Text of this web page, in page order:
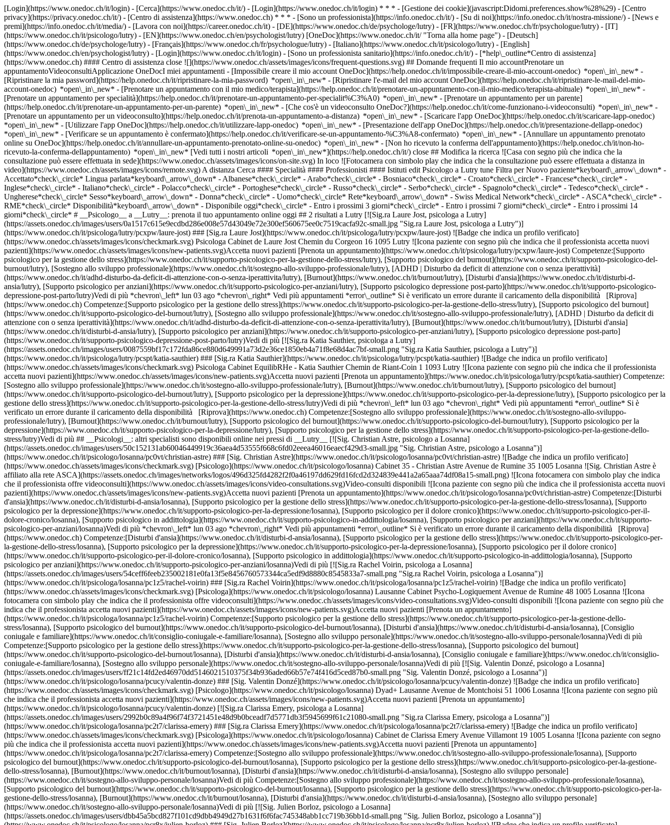
[Login](https://www.onedoc.ch/it/login) - [Cerca](https://www.onedoc.ch/it/) - [Login](https://www.onedoc.ch/it/login) * * * - [Gestione dei cookie](javascript:Didomi.preferences.show%28%29) - [Centro
privacy](https://privacy.onedoc.ch/it/) - [Centro di assistenza](https://www.onedoc.ch) * * * - [Sono un professionista](https://info.onedoc.ch/it/) - [Su di noi](https://info.onedoc.ch/it/nostra-missione/) - [News e
premi](https://info.onedoc.ch/it/media/) - [Lavora con noi](https://career.onedoc.ch/it) - [DE](https://www.onedoc.ch/de/psychologe/lutry) - [FR](https://www.onedoc.ch/fr/psychologue/lutry) - [IT]
(https://www.onedoc.ch/it/psicologo/lutry) - [EN](https://www.onedoc.ch/en/psychologist/lutry) [OneDoc](https://www.onedoc.ch/it/ "Torna alla home page") - [Deutsch]
(https://www.onedoc.ch/de/psychologe/lutry) - [Français](https://www.onedoc.ch/fr/psychologue/lutry) - [Italiano](https://www.onedoc.ch/it/psicologo/lutry) - [English]
(https://www.onedoc.ch/en/psychologist/lutry) - [Login](https://www.onedoc.ch/it/login) - [Sono un professionista sanitario](https://info.onedoc.ch/it/) - [*help\_outline*Centro di assistenza]
(https://www.onedoc.ch) #### Centro di assistenza close ![](https://www.onedoc.ch/assets/images/icons/frequent-questions.svg) ## Domande frequenti Il mio accountPrenotare un
appuntamentoVideoconsultiApplicazione OneDocI miei appuntamenti - [Impossibile creare il mio account OneDoc](https://help.onedoc.ch/it/impossibile-creare-il-mio-account-onedoc) *open\_in\_new* -
[Ripristinare la mia password](https://help.onedoc.ch/it/ripristinare-la-mia-password) *open\_in\_new* - [Ripristinare l'e-mail del mio account OneDoc](https://help.onedoc.ch/it/ripristinare-le-mail-del-mio-
account-onedoc) *open\_in\_new* - [Prenotare un appuntamento con il mio medico/terapista](https://help.onedoc.ch/it/prenotare-un-appuntamento-con-il-mio-medico/terapista-abituale) *open\_in\_new* -
[Prenotare un appuntamento per specialità](https://help.onedoc.ch/it/prenotare-un-appuntamento-per-specialit%C3%A0) *open\_in\_new* - [Prenotare un appuntamento per un parente]
(https://help.onedoc.ch/it/prenotare-un-appuntamento-per-un-parente) *open\_in\_new* - [Che cos'è un videoconsulto OneDoc?](https://help.onedoc.ch/it/come-funzionano-i-videoconsulti) *open\_in\_new* -
[Prenotare un appuntamento per un videoconsulto](https://help.onedoc.ch/it/prenota-un-appuntamento-a-distanza) *open\_in\_new* - [Scaricare l'app OneDoc](https://help.onedoc.ch/it/scaricare-lapp-onedoc)
*open\_in\_new* - [Utilizzare l'app OneDoc](https://help.onedoc.ch/it/utilizzare-lapp-onedoc) *open\_in\_new* - [Presentazione dell'app OneDoc](https://help.onedoc.ch/it/presentazione-dellapp-onedoc)
*open\_in\_new* - [Verificare se un appuntamento è confermato](https://help.onedoc.ch/it/verificare-se-un-appuntamento-%C3%A8-confermato) *open\_in\_new* - [Annullare un appuntamento prenotato online su OneDoc](https://help.onedoc.ch/it/annullare-un-appuntamento-prenotato-online-su-onedoc) *open\_in\_new* - [Non ho ricevuto la conferma dell'appuntamento](https://help.onedoc.ch/it/non-ho-ricevuto-la-conferma-dellappuntamento) *open\_in\_new* [Vedi tutti i nostri articoli *open\_in\_new*](https://help.onedoc.ch/it/) close ## Modifica la ricerca ![Casa con segno più che indica che la consultazione può essere effettuata in sede](https://www.onedoc.ch/assets/images/icons/on-site.svg) In loco ![Fotocamera con simbolo play che indica che la consultazione può essere effettuata a distanza in video](https://www.onedoc.ch/assets/images/icons/remote.svg) A distanza Cerca #### Specialità #### Professionisti #### Istituti edit Psicologo a Lutry tune Filtra per Nuovo paziente*keyboard\_arrow\_down* - Accettato*check\_circle* Lingua parlata*keyboard\_arrow\_down* - Albanese*check\_circle* - Arabo*check\_circle* - Bosniaco*check\_circle* - Croato*check\_circle* - Francese*check\_circle* - Inglese*check\_circle* - Italiano*check\_circle* - Polacco*check\_circle* - Portoghese*check\_circle* - Russo*check\_circle* - Serbo*check\_circle* - Spagnolo*check\_circle* - Tedesco*check\_circle* - Ungherese*check\_circle* Sesso*keyboard\_arrow\_down* - Donna*check\_circle* - Uomo*check\_circle* Rete*keyboard\_arrow\_down* - Swiss Medical Network*check\_circle* - ASCA*check\_circle* - RME*check\_circle* Disponibilità*keyboard\_arrow\_down* - Disponibile oggi*check\_circle* - Entro i prossimi 3 giorni*check\_circle* - Entro i prossimi 7 giorni*check\_circle* - Entro i prossimi 14 giorni*check\_circle* # __Psicologo__ a __Lutry__: prenota il tuo appuntamento online oggi ## 2 risultati a Lutry [![Sig.ra Laure Jost, psicologa a Lutry](https://assets.onedoc.ch/images/users/0a1517c615e9ecdbd286e008e57d43049e72e300ef560675ee0c7519cacfa92c-small.jpg "Sig.ra Laure Jost, psicologa a Lutry")](https://www.onedoc.ch/it/psicologa/lutry/pcxpw/laure-jost) ### [Sig.ra Laure Jost](https://www.onedoc.ch/it/psicologa/lutry/pcxpw/laure-jost) ![Badge che indica un profilo verificato](https://www.onedoc.ch/assets/images/icons/checkmark.svg) Psicologa Cabinet de Laure Jost Chemin du Corgeon 16 1095 Lutry ![Icona paziente con segno più che indica che il professionista accetta nuovi pazienti](https://www.onedoc.ch/assets/images/icons/new-patients.svg)Accetta nuovi pazienti [Prenota un appuntamento](https://www.onedoc.ch/it/psicologa/lutry/pcxpw/laure-jost) Competenze:[Supporto psicologico per la gestione dello stress](https://www.onedoc.ch/it/supporto-psicologico-per-la-gestione-dello-stress/lutry), [Supporto psicologico del burnout](https://www.onedoc.ch/it/supporto-psicologico-del-burnout/lutry), [Sostegno allo sviluppo professionale](https://www.onedoc.ch/it/sostegno-allo-sviluppo-professionale/lutry), [ADHD | Disturbo da deficit di attenzione con o senza iperattività](https://www.onedoc.ch/it/adhd-disturbo-da-deficit-di-attenzione-con-o-senza-iperattivita/lutry), [Burnout](https://www.onedoc.ch/it/burnout/lutry), [Disturbi d'ansia](https://www.onedoc.ch/it/disturbi-d-ansia/lutry), [Supporto psicologico per anziani](https://www.onedoc.ch/it/supporto-psicologico-per-anziani/lutry), [Supporto psicologico depressione post-parto](https://www.onedoc.ch/it/supporto-psicologico-depressione-post-parto/lutry)Vedi di più *chevron\_left* lun 03 ago *chevron\_right* Vedi più appuntamenti *error\_outline* Si è verificato un errore durante il caricamento della disponibilità [Riprova](https://www.onedoc.ch) Competenze:[Supporto psicologico per la gestione dello stress](https://www.onedoc.ch/it/supporto-psicologico-per-la-gestione-dello-stress/lutry), [Supporto psicologico del burnout](https://www.onedoc.ch/it/supporto-psicologico-del-burnout/lutry), [Sostegno allo sviluppo professionale](https://www.onedoc.ch/it/sostegno-allo-sviluppo-professionale/lutry), [ADHD | Disturbo da deficit di attenzione con o senza iperattività](https://www.onedoc.ch/it/adhd-disturbo-da-deficit-di-attenzione-con-o-senza-iperattivita/lutry), [Burnout](https://www.onedoc.ch/it/burnout/lutry), [Disturbi d'ansia](https://www.onedoc.ch/it/disturbi-d-ansia/lutry), [Supporto psicologico per anziani](https://www.onedoc.ch/it/supporto-psicologico-per-anziani/lutry), [Supporto psicologico depressione post-parto](https://www.onedoc.ch/it/supporto-psicologico-depressione-post-parto/lutry)Vedi di più [![Sig.ra Katia Sauthier, psicologa a Lutry](https://assets.onedoc.ch/images/users/0087559bf17c172fda86ce880d649991a73d2e36ce1850eb4a71f8e68d4ac7bf-small.png "Sig.ra Katia Sauthier, psicologa a Lutry")](https://www.onedoc.ch/it/psicologa/lutry/pcspt/katia-sauthier) ### [Sig.ra Katia Sauthier](https://www.onedoc.ch/it/psicologa/lutry/pcspt/katia-sauthier) ![Badge che indica un profilo verificato](https://www.onedoc.ch/assets/images/icons/checkmark.svg) Psicologa Cabinet EquilibRHe - Katia Sauthier Chemin de Riant-Coin 1 1093 Lutry ![Icona paziente con segno più che indica che il professionista accetta nuovi pazienti](https://www.onedoc.ch/assets/images/icons/new-patients.svg)Accetta nuovi pazienti [Prenota un appuntamento](https://www.onedoc.ch/it/psicologa/lutry/pcspt/katia-sauthier) Competenze:[Sostegno allo sviluppo professionale](https://www.onedoc.ch/it/sostegno-allo-sviluppo-professionale/lutry), [Burnout](https://www.onedoc.ch/it/burnout/lutry), [Supporto psicologico del burnout](https://www.onedoc.ch/it/supporto-psicologico-del-burnout/lutry), [Supporto psicologico per la depressione](https://www.onedoc.ch/it/supporto-psicologico-per-la-depressione/lutry), [Supporto psicologico per la gestione dello stress](https://www.onedoc.ch/it/supporto-psicologico-per-la-gestione-dello-stress/lutry)Vedi di più *chevron\_left* lun 03 ago *chevron\_right* Vedi più appuntamenti *error\_outline* Si è verificato un errore durante il caricamento della disponibilità [Riprova](https://www.onedoc.ch) Competenze:[Sostegno allo sviluppo professionale](https://www.onedoc.ch/it/sostegno-allo-sviluppo-professionale/lutry), [Burnout](https://www.onedoc.ch/it/burnout/lutry), [Supporto psicologico del burnout](https://www.onedoc.ch/it/supporto-psicologico-del-burnout/lutry), [Supporto psicologico per la depressione](https://www.onedoc.ch/it/supporto-psicologico-per-la-depressione/lutry), [Supporto psicologico per la gestione dello stress](https://www.onedoc.ch/it/supporto-psicologico-per-la-gestione-dello-stress/lutry)Vedi di più ## __Psicologi__: altri specialisti sono disponibili online nei pressi di __Lutry__ [![Sig. Christian Astre, psicologo a Losanna](https://assets.onedoc.ch/images/users/50c152131ab60046449919c36aea4d53555f668c6fd02eeea46016eaecf429d3-small.jpg "Sig. Christian Astre, psicologo a Losanna")](https://www.onedoc.ch/it/psicologo/losanna/pc0vt/christian-astre) ### [Sig. Christian Astre](https://www.onedoc.ch/it/psicologo/losanna/pc0vt/christian-astre) ![Badge che indica un profilo verificato](https://www.onedoc.ch/assets/images/icons/checkmark.svg) [Psicologo](https://www.onedoc.ch/it/psicologo/losanna) Cabinet 35 - Christian Astre Avenue de Rumine 35 1005 Losanna ![Sig. Christian Astre è affiliato alla rete ASCA](https://assets.onedoc.ch/images/networks/logos/496d325fd4282f2f0a46197dd629fd16fcd2d324839e441a2a65aaa74df08a15-small.png) ![Icona fotocamera con simbolo play che indica che il professionista offre videoconsulti](https://www.onedoc.ch/assets/images/icons/video-consultations.svg)Video-consulti disponibili ![Icona paziente con segno più che indica che il professionista accetta nuovi pazienti](https://www.onedoc.ch/assets/images/icons/new-patients.svg)Accetta nuovi pazienti [Prenota un appuntamento](https://www.onedoc.ch/it/psicologo/losanna/pc0vt/christian-astre) Competenze:[Disturbi d'ansia](https://www.onedoc.ch/it/disturbi-d-ansia/losanna), [Supporto psicologico per la gestione dello stress](https://www.onedoc.ch/it/supporto-psicologico-per-la-gestione-dello-stress/losanna), [Supporto psicologico per la depressione](https://www.onedoc.ch/it/supporto-psicologico-per-la-depressione/losanna), [Supporto psicologico per il dolore cronico](https://www.onedoc.ch/it/supporto-psicologico-per-il-dolore-cronico/losanna), [Supporto psicologico in addittologia](https://www.onedoc.ch/it/supporto-psicologico-in-addittologia/losanna), [Supporto psicologico per anziani](https://www.onedoc.ch/it/supporto-psicologico-per-anziani/losanna)Vedi di più *chevron\_left* lun 03 ago *chevron\_right* Vedi più appuntamenti *error\_outline* Si è verificato un errore durante il caricamento della disponibilità [Riprova](https://www.onedoc.ch) Competenze:[Disturbi d'ansia](https://www.onedoc.ch/it/disturbi-d-ansia/losanna), [Supporto psicologico per la gestione dello stress](https://www.onedoc.ch/it/supporto-psicologico-per-la-gestione-dello-stress/losanna), [Supporto psicologico per la depressione](https://www.onedoc.ch/it/supporto-psicologico-per-la-depressione/losanna), [Supporto psicologico per il dolore cronico](https://www.onedoc.ch/it/supporto-psicologico-per-il-dolore-cronico/losanna), [Supporto psicologico in addittologia](https://www.onedoc.ch/it/supporto-psicologico-in-addittologia/losanna), [Supporto psicologico per anziani](https://www.onedoc.ch/it/supporto-psicologico-per-anziani/losanna)Vedi di più [![Sig.ra Rachel Voirin, psicologa a Losanna](https://assets.onedoc.ch/images/users/54ceff6feeb235002181e0fa13f5e8456760573344ca5edf9d8880c8545833a7-small.png "Sig.ra Rachel Voirin, psicologa a Losanna")](https://www.onedoc.ch/it/psicologa/losanna/pc1z5/rachel-voirin) ### [Sig.ra Rachel Voirin](https://www.onedoc.ch/it/psicologa/losanna/pc1z5/rachel-voirin) ![Badge che indica un profilo verificato](https://www.onedoc.ch/assets/images/icons/checkmark.svg